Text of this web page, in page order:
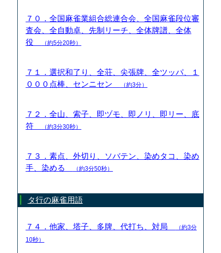
７０．全国麻雀業組合総連合会、全国麻雀段位審
査会、全自動卓、先制リーチ、全体牌譜、全体
役
（約5分20秒）
７１．選択和了り、全荘、尖張牌、全ツッパ、１
０００点棒、センニセン
（約3分）
７２．全山、索子、即ヅモ、即ノリ、即リー、底
符
（約3分30秒）
７３．素点、外切り、ソバテン、染めタコ、染め
手、染める
（約3分50秒）
タ行の麻雀用語
７４．他家、塔子、多牌、代打ち、対局
（約3分
10秒）